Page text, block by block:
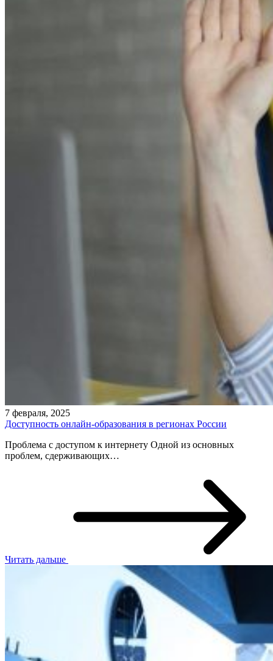
7 февраля, 2025
Доступность онлайн-образования в регионах России
Проблема с доступом к интернету Одной из основных
проблем, сдерживающих…
Читать дальше